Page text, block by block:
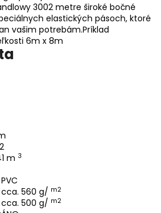
2 metre široké bočné
elastických pásoch, ktoré
vašim potrebám.Príklad
6m x 8m
m 3
PVC
cca. 560 g/ m2
cca. 500 g/ m2